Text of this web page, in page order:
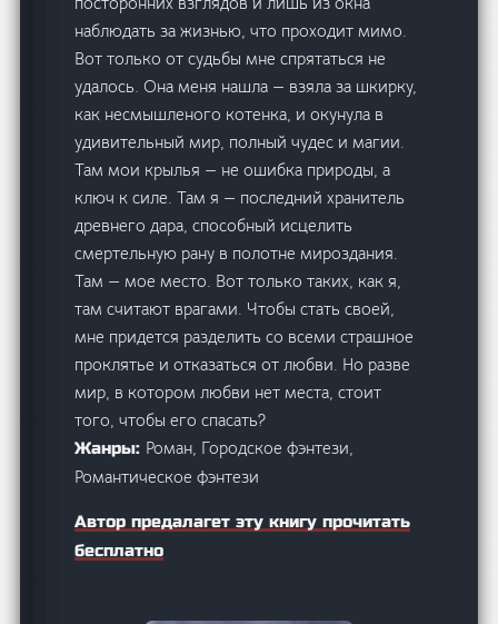
наблюдать за жизнью, что проходит мимо.
Вот только от судьбы мне спрятаться не
удалось. Она меня нашла — взяла за шкирку,
как несмышленого котенка, и окунула в
удивительный мир, полный чудес и магии.
Там мои крылья — не ошибка природы, а
ключ к силе. Там я — последний хранитель
древнего дара, способный исцелить
смертельную рану в полотне мироздания.
Там — мое место. Вот только таких, как я,
там считают врагами. Чтобы стать своей,
мне придется разделить со всеми страшное
проклятье и отказаться от любви. Но разве
мир, в котором любви нет места, стоит
того, чтобы его спасать?
Жанры: Роман, Городское фэнтези,
Романтическое фэнтези
Автор предалагет эту книгу прочитать
бесплатно